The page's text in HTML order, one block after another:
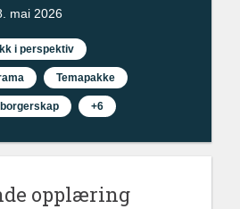
mai 2026
i perspektiv
Temapakke
+6
opplæring